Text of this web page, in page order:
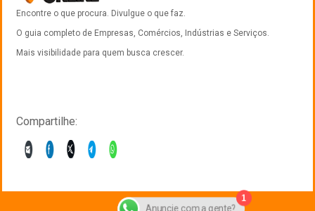
Encontre o que procura. Divulgue o que faz.
O guia completo de Empresas, Comércios, Indústrias e Serviços.
Mais visibilidade para quem busca crescer.
Compartilhe:
1